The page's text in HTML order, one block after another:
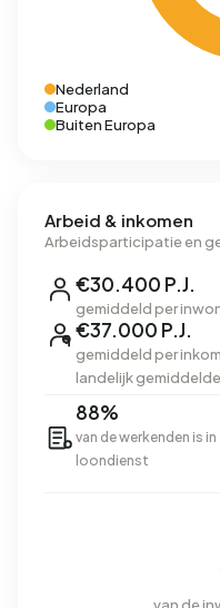
Nederland
Europa
Buiten Europa
Arbeid & inkomen
Arbeidsparticipatie en
€30.400 P.J.
gemiddeld per
€37.000 P.J.
gemiddeld per
landelijk gemiddelde
88%
van de werkenden is in
loondienst